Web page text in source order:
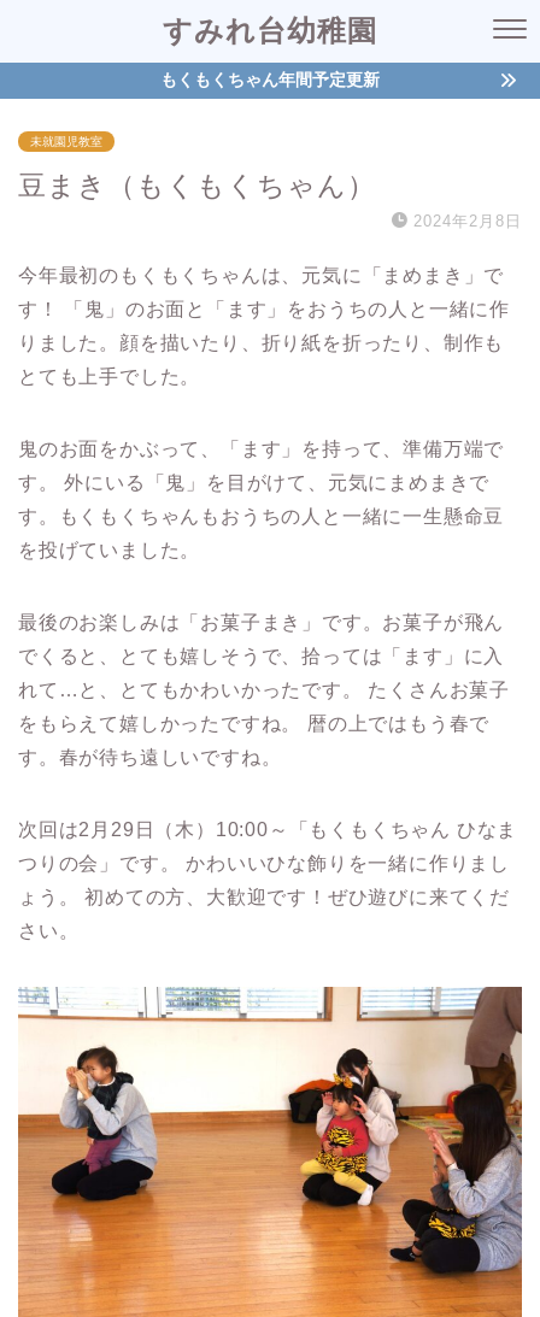
すみれ台幼稚園
もくもくちゃん年間予定更新
未就園児教室
豆まき（もくもくちゃん）
2024年2月8日
今年最初のもくもくちゃんは、元気に「まめまき」で
す！ 「鬼」のお面と「ます」をおうちの人と一緒に作
りました。顔を描いたり、折り紙を折ったり、制作も
とても上手でした。
鬼のお面をかぶって、「ます」を持って、準備万端で
す。 外にいる「鬼」を目がけて、元気にまめまきで
す。もくもくちゃんもおうちの人と一緒に一生懸命豆
を投げていました。
最後のお楽しみは「お菓子まき」です。お菓子が飛ん
でくると、とても嬉しそうで、拾っては「ます」に入
れて…と、とてもかわいかったです。 たくさんお菓子
をもらえて嬉しかったですね。 暦の上ではもう春で
す。春が待ち遠しいですね。
次回は2月29日（木）10:00～「もくもくちゃん ひなま
つりの会」です。 かわいいひな飾りを一緒に作りまし
ょう。 初めての方、大歓迎です！ぜひ遊びに来てくだ
さい。